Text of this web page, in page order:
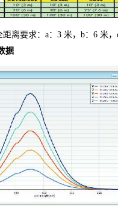
离要求：a：3 米，b：6 米，
据